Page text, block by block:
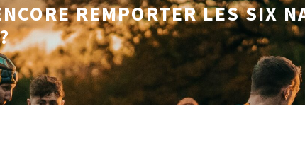
REMPORTER LES SIX